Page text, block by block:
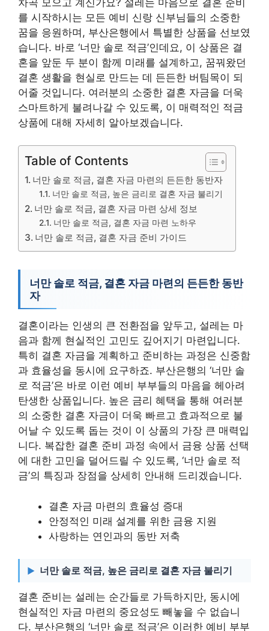
를 시작하시는 모든 예비 신랑 신부님들의 소중한
꿈을 응원하며, 부산은행에서 특별한 상품을 선보였
습니다. 바로 ‘너만 솔로 적금’인데요, 이 상품은 결
혼을 앞둔 두 분이 함께 미래를 설계하고, 꿈꿔왔던
결혼 생활을 현실로 만드는 데 든든한 버팀목이 되
어줄 것입니다. 여러분의 소중한 결혼 자금을 더욱
스마트하게 불려나갈 수 있도록, 이 매력적인 적금
상품에 대해 자세히 알아보겠습니다.
Table of Contents
너만 솔로 적금, 결혼 자금 마련의 든든한 동반자
너만 솔로 적금, 높은 금리로 결혼 자금 불리기
너만 솔로 적금, 결혼 자금 마련 상세 정보
너만 솔로 적금, 결혼 자금 마련 노하우
너만 솔로 적금, 결혼 자금 준비 가이드
너만 솔로 적금, 결혼 자금 마련의 든든한 동반
자
결혼이라는 인생의 큰 전환점을 앞두고, 설레는 마
음과 함께 현실적인 고민도 깊어지기 마련입니다.
특히 결혼 자금을 계획하고 준비하는 과정은 신중함
과 효율성을 동시에 요구하죠. 부산은행의 ‘너만 솔
로 적금’은 바로 이런 예비 부부들의 마음을 헤아려
탄생한 상품입니다. 높은 금리 혜택을 통해 여러분
의 소중한 결혼 자금이 더욱 빠르고 효과적으로 불
어날 수 있도록 돕는 것이 이 상품의 가장 큰 매력입
니다. 복잡한 결혼 준비 과정 속에서 금융 상품 선택
에 대한 고민을 덜어드릴 수 있도록, ‘너만 솔로 적
금’의 특징과 장점을 상세히 안내해 드리겠습니다.
결혼 자금 마련의 효율성 증대
안정적인 미래 설계를 위한 금융 지원
사랑하는 연인과의 동반 저축
너만 솔로 적금, 높은 금리로 결혼 자금 불리기
결혼 준비는 설레는 순간들로 가득하지만, 동시에
현실적인 자금 마련의 중요성도 빼놓을 수 없습니
다. 부산은행의 ‘너만 솔로 적금’은 이러한 예비 부부